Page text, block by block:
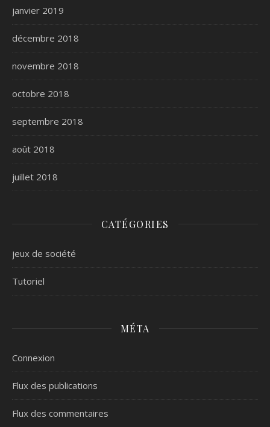
janvier 2019
décembre 2018
novembre 2018
octobre 2018
septembre 2018
août 2018
juillet 2018
CATÉGORIES
jeux de société
Tutoriel
MÉTA
Connexion
Flux des publications
Flux des commentaires